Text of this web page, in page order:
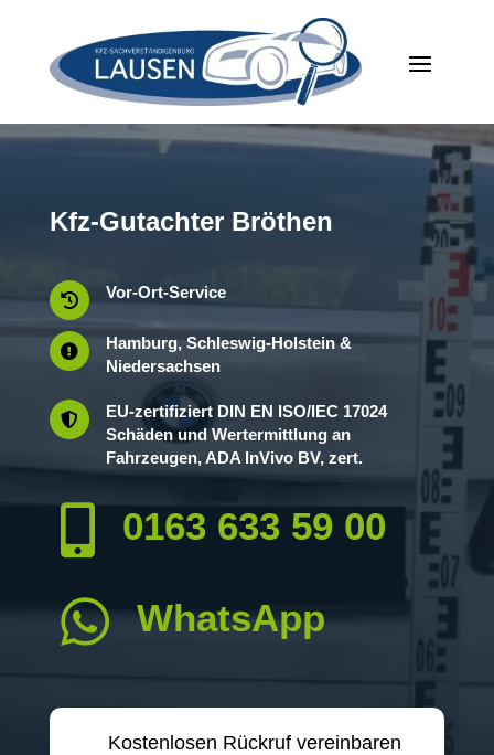
Kfz-Gutachter Bröthen
 Vor-Ort-Service

Hamburg, Schleswig-Holstein &
Niedersachsen

EU-zertifiziert DIN EN ISO/IEC 17024
Schäden und Wertermittlung an
Fahrzeugen, ADA InVivo BV, zert.
 0163 633 59 00
 WhatsApp
Kostenlosen Rückruf vereinbaren